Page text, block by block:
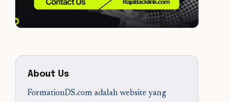
About Us
FormationDS.com adalah website yang